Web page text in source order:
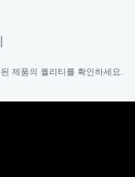
제품의 퀄리티를 확인하세요.